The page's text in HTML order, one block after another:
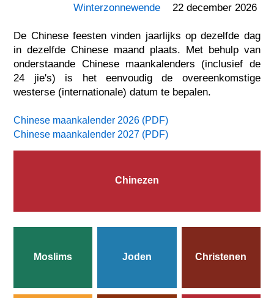
Winterzonnewende 22 december 2026
De Chinese feesten vinden jaarlijks op dezelfde dag
in dezelfde Chinese maand plaats. Met behulp van
onderstaande Chinese maankalenders (inclusief de
24 jie's) is het eenvoudig de overeenkomstige
westerse (internationale) datum te bepalen.
Chinese maankalender 2026 (PDF)
Chinese maankalender 2027 (PDF)
Chinezen
Moslims Joden Christenen